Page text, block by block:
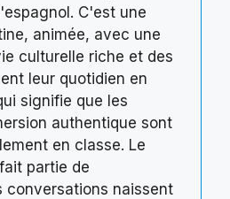
C'est une
animée, avec une
culturelle riche et des
leur quotidien en
signifie que les
authentique sont
en classe. Le
partie de
conversations naissent